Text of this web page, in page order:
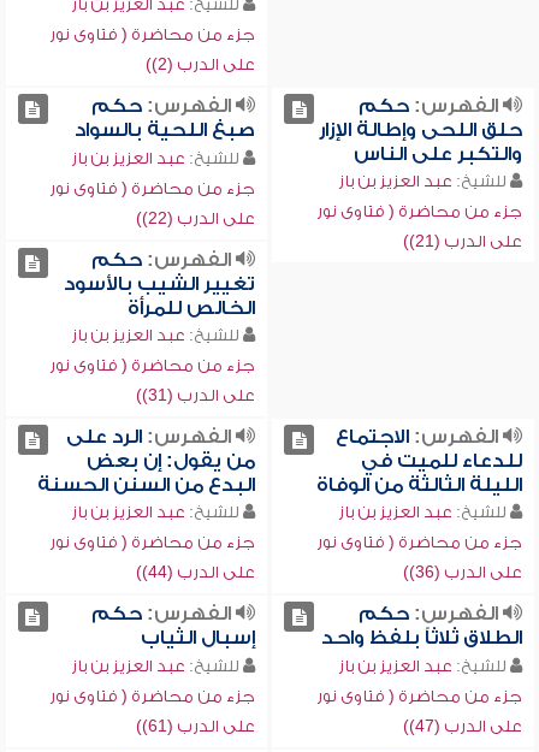
للشيخ: عبد العزيز بن باز
جزء من محاضرة ( فتاوى نور
على الدرب (2))
الفهرس:حكم
حلق اللحى وإطالة الإزار
والتكبر على الناس
للشيخ: عبد العزيز بن باز
جزء من محاضرة ( فتاوى نور
على الدرب (21))
الفهرس:حكم
صبغ اللحية بالسواد
للشيخ: عبد العزيز بن باز
جزء من محاضرة ( فتاوى نور
على الدرب (22))
الفهرس:حكم
تغيير الشيب بالأسود
الخالص للمرأة
للشيخ: عبد العزيز بن باز
جزء من محاضرة ( فتاوى نور
على الدرب (31))
الفهرس:الاجتماع
للدعاء للميت في
الليلة الثالثة من الوفاة
للشيخ: عبد العزيز بن باز
جزء من محاضرة ( فتاوى نور
على الدرب (36))
الفهرس:الرد على
من يقول: إن بعض
البدع من السنن الحسنة
للشيخ: عبد العزيز بن باز
جزء من محاضرة ( فتاوى نور
على الدرب (44))
الفهرس:حكم
الطلاق ثلاثاً بلفظ واحد
للشيخ: عبد العزيز بن باز
جزء من محاضرة ( فتاوى نور
على الدرب (47))
الفهرس:حكم
إسبال الثياب
للشيخ: عبد العزيز بن باز
جزء من محاضرة ( فتاوى نور
على الدرب (61))